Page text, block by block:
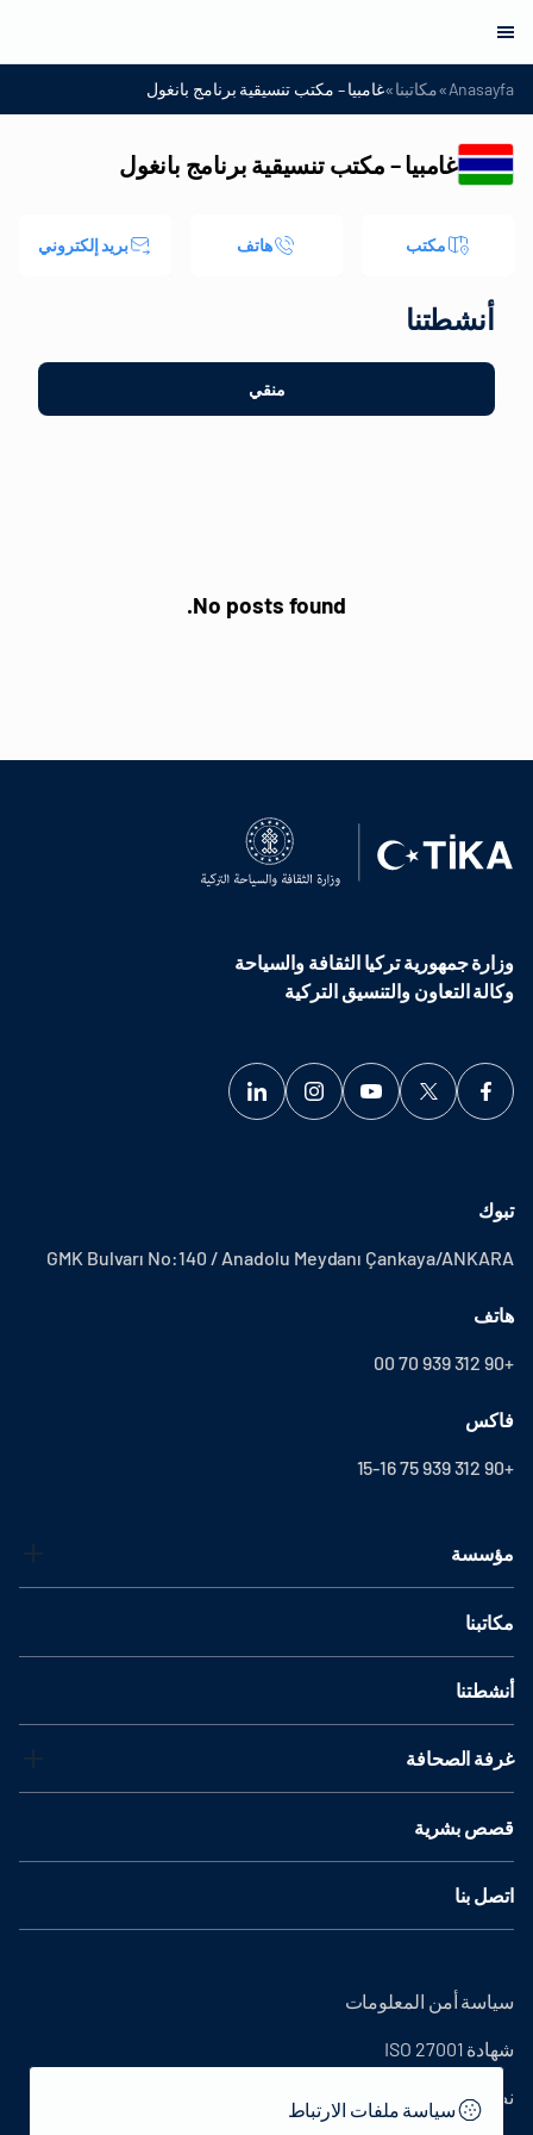
Anasayfa
»مكاتبنا»غامبيا – مكتب تنسيقية برنامج بانغول
غامبيا – مكتب تنسيقية برنامج بانغول
مكتب هاتف بريد إلكتروني
أنشطتنا
منقي
No posts found.
وزارة جمهورية تركيا الثقافة والسياحة
وكالة التعاون والتنسيق التركية
تبوك
GMK Bulvarı No:140 / Anadolu Meydanı Çankaya/ANKARA
هاتف
+90 312 939 70 00
فاكس
+90 312 939 75 15-16
مؤسسة
مكاتبنا
أنشطتنا
غرفة الصحافة
قصص بشرية
اتصل بنا
سياسة أمن المعلومات
شهادة ISO 27001
نص التوضيح
سياسة ملفات الارتباط